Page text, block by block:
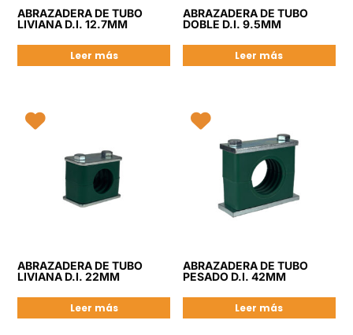
ABRAZADERA DE TUBO
LIVIANA D.I. 12.7MM
Leer más
ABRAZADERA DE TUBO
DOBLE D.I. 9.5MM
Leer más
ABRAZADERA DE TUBO
LIVIANA D.I. 22MM
Leer más
ABRAZADERA DE TUBO
PESADO D.I. 42MM
Leer más